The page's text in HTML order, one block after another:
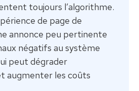
toujours l’algorithme.
de page de
annonce peu pertinente
négatifs au système
peut dégrader
augmenter les coûts